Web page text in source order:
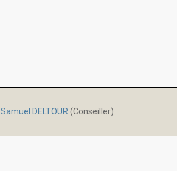
Samuel DELTOUR (Conseiller)